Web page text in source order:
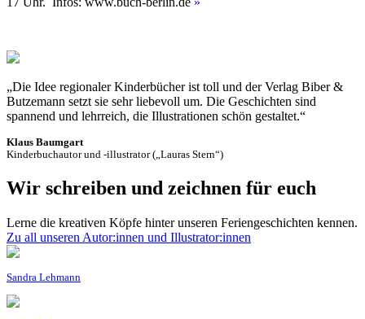
„Die Idee regionaler Kinderbücher ist toll und der Verlag Biber &
Butzemann setzt sie sehr liebevoll um. Die Geschichten sind
spannend und lehrreich, die Illustrationen schön gestaltet.“
Klaus Baumgart
Kinderbuchautor und -illustrator („Lauras Stern“)
Wir schreiben und zeichnen für euch
Lerne die kreativen Köpfe hinter unseren Feriengeschichten kennen.
Zu all unseren Autor:innen und Illustrator:innen
Sandra Lehmann